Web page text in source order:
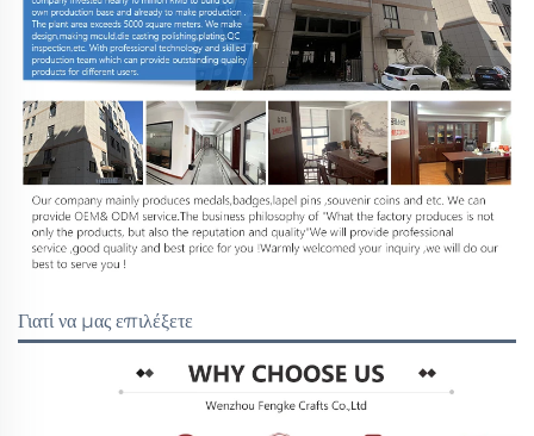
Γιατί να μας επιλέξετε